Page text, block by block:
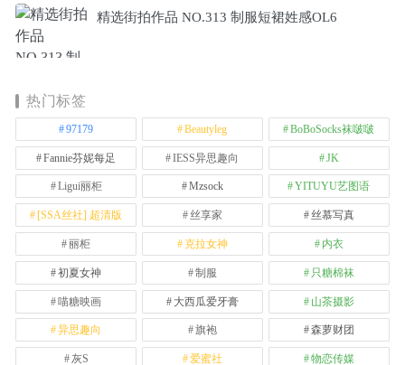
精选街拍作品 NO.313 制服短裙姓感OL6
热门标签
97179 Beautyleg BoBoSocks袜啵啵
Fannie芬妮每足 IESS异思趣向 JK
Ligui丽柜 Mzsock YITUYU艺图语
[SSA丝社] 超清版 丝享家 丝慕写真
丽柜 克拉女神 内衣
初夏女神 制服 只糖棉袜
喵糖映画 大西瓜爱牙膏 山茶摄影
异思趣向 旗袍 森萝财团
灰S 爱蜜社 物恋传媒